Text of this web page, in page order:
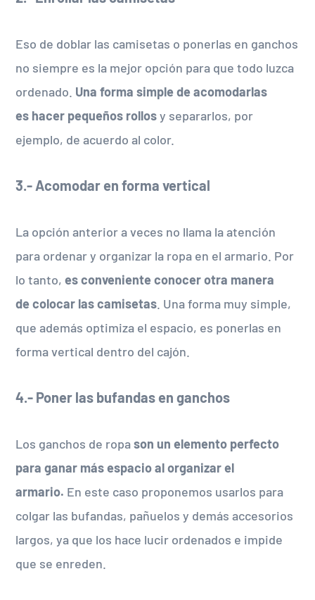
Eso de doblar las camisetas o ponerlas en ganchos
no siempre es la mejor opción para que todo luzca
ordenado. Una forma simple de acomodarlas
es hacer pequeños rollosy separarlos, por
ejemplo, de acuerdo al color.
3.- Acomodar en forma vertical
La opción anterior a veces no llama la atención
para ordenar y organizar la ropa en el armario. Por
lo tanto,es conveniente conocer otra manera
de colocar las camisetas . Una forma muy simple,
que además optimiza el espacio, es ponerlas en
forma vertical dentro del cajón.
4.- Poner las bufandas en ganchos
Los ganchos de ropason un elemento perfecto
para ganar más espacio al organizar el
armario. En este caso proponemos usarlos para
colgar las bufandas, pañuelos y demás accesorios
largos, ya que los hace lucir ordenados e impide
que se enreden.